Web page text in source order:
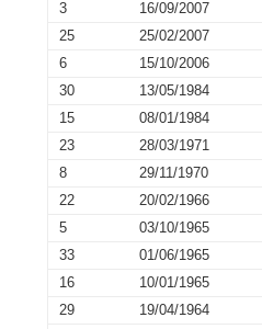
3
16/09/2007
25
25/02/2007
6
15/10/2006
30
13/05/1984
15
08/01/1984
23
28/03/1971
8
29/11/1970
22
20/02/1966
5
03/10/1965
33
01/06/1965
16
10/01/1965
29
19/04/1964